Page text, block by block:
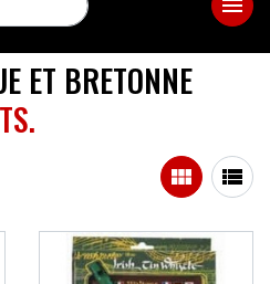
ET BRETONNE
 
ET BASSES
AMPLIS
/ CLAVIERS
/ SONORISATION